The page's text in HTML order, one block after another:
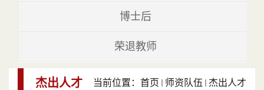
博士后
荣退教师
杰出人才 当前位置： 首页 师资队伍 杰出人才